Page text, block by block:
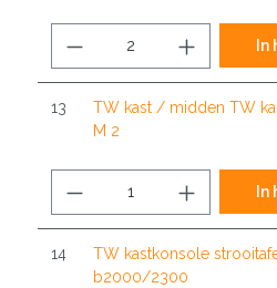
13
TW kast / midden TW
M 2
14
TW kastkonsole
b2000/2300